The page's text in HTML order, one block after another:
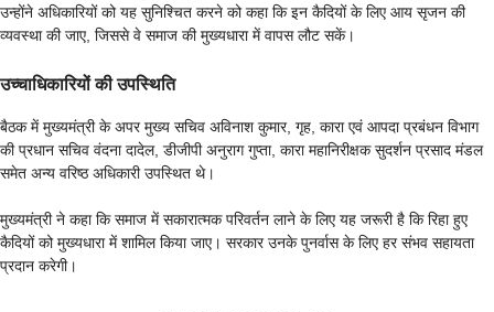
उन्होंने अधिकारियों को यह सुनिश्चित करने को कहा कि इन कैदियों के लिए आय सृजन की
व्यवस्था की जाए, जिससे वे समाज की मुख्यधारा में वापस लौट सकें।
उच्चाधिकारियों की उपस्थिति
बैठक में मुख्यमंत्री के अपर मुख्य सचिव अविनाश कुमार, गृह, कारा एवं आपदा प्रबंधन विभाग
की प्रधान सचिव वंदना दादेल, डीजीपी अनुराग गुप्ता, कारा महानिरीक्षक सुदर्शन प्रसाद मंडल
समेत अन्य वरिष्ठ अधिकारी उपस्थित थे।
मुख्यमंत्री ने कहा कि समाज में सकारात्मक परिवर्तन लाने के लिए यह जरूरी है कि रिहा हुए
कैदियों को मुख्यधारा में शामिल किया जाए। सरकार उनके पुनर्वास के लिए हर संभव सहायता
प्रदान करेगी।